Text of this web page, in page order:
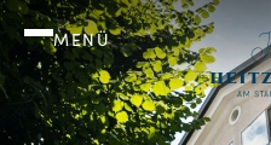
MENÜ